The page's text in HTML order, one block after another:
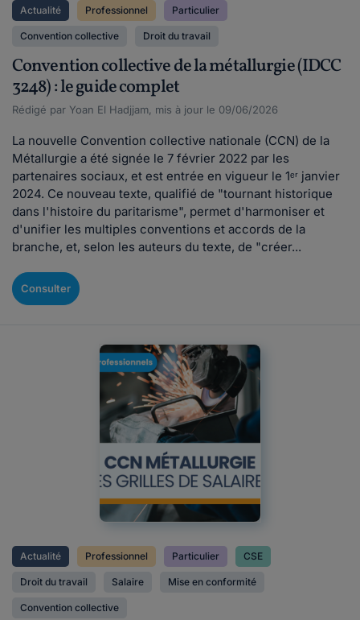
Actualité Professionnel Particulier
Convention collective Droit du travail
Convention collective de la métallurgie (IDCC
3248) : le guide complet
Rédigé par Yoan El Hadjjam, mis à jour le 09/06/2026
La nouvelle Convention collective nationale (CCN) de la
Métallurgie a été signée le 7 février 2022 par les
partenaires sociaux, et est entrée en vigueur le 1ᵉʳ janvier
2024. Ce nouveau texte, qualifié de "tournant historique
dans l'histoire du paritarisme", permet d'harmoniser et
d'unifier les multiples conventions et accords de la
branche, et, selon les auteurs du texte, de "créer...
Consulter
Actualité Professionnel Particulier CSE
Droit du travail Salaire Mise en conformité
Convention collective